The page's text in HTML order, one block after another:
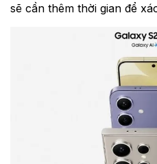
sẽ cần thêm thời gian để